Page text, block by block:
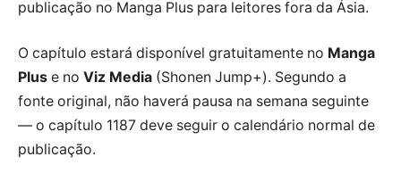
publicação no Manga Plus para leitores fora da Ásia.
O capítulo estará disponível gratuitamente no Manga
Plus e no Viz Media (Shonen Jump+). Segundo a
fonte original, não haverá pausa na semana seguinte
— o capítulo 1187 deve seguir o calendário normal de
publicação.